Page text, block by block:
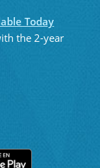
Today
the 2-year